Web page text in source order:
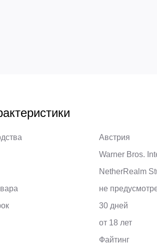
Австрия
Warner Bros.
NetherRealm
не
30 дней
от 18 лет
Файтинг